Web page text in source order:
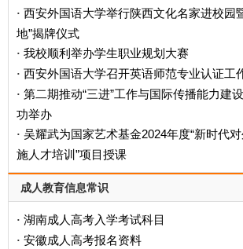
· 西安外国语大学举行陕西文化名家进校园
地”揭牌仪式
· 我校顺利举办学生职业规划大赛
· 西安外国语大学召开英语师范专业认证工
· 第二期推动“三进”工作与国际传播能力建
功举办
· 吴耀武为国家艺术基金2024年度“新时代
施人才培训”项目授课
成人教育信息常识
· 湖南成人高考入学考试科目
· 安徽成人高考报名资料